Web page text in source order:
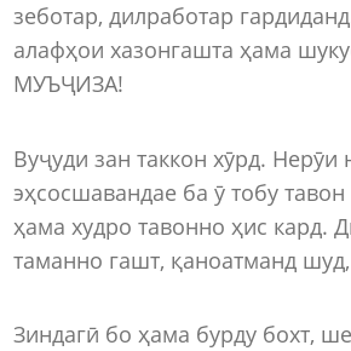
зеботар, дилработар
алафҳои хазонгашта ҳама
МУЪҶИЗА!
Вуҷуди зан таккон хӯрд. Нерӯи
эҳсосшавандае ба ӯ тобу
ҳама худро тавонно ҳис кард.
таманно гашт, қаноатманд шуд,
Зиндагӣ бо ҳама бурду бохт,